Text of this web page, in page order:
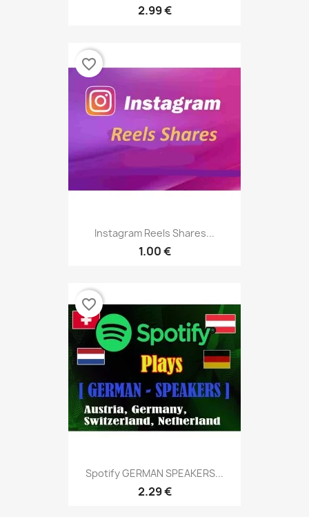
2.99 €
Instagram Reels Shares...
1.00 €
favorite_border
Spotify GERMAN SPEAKERS...
2.29 €
favorite_border